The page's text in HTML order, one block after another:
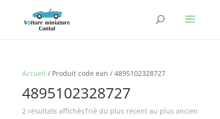
Accueil / Produit code ean / 4895102328727
4895102328727
2 résultats affichésTrié du plus récent au plus ancien